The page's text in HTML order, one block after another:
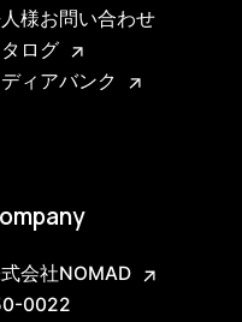
様お問い合わせ
ログ
ディアバンク
会社NOMAD
0022